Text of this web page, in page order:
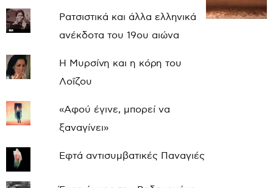
Ρατσιστικά και άλλα ελληνικά
ανέκδοτα του 19ου αιώνα
Η Μυρσίνη και η κόρη του
Λοΐζου
«Αφού έγινε, μπορεί να
ξαναγίνει»
Εφτά αντισυμβατικές Παναγιές